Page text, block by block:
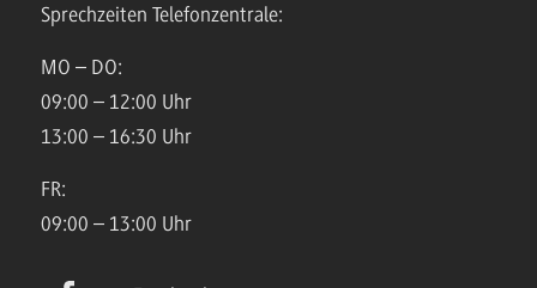
Sprechzeiten Telefonzentrale:
MO – DO:
09:00 – 12:00 Uhr
13:00 – 16:30 Uhr
FR:
09:00 – 13:00 Uhr